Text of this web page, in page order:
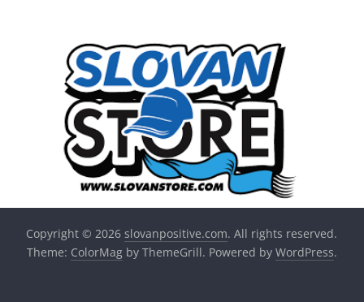
Copyright © 2026slovanpositive.com. All rights reserved.
Theme: ColorMagby ThemeGrill. Powered by WordPress.